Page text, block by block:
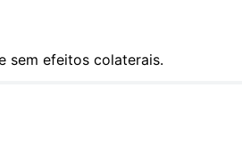
sem efeitos colaterais.